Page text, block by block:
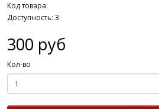
Код товара:
Доступность: 3
300 руб
Кол-во